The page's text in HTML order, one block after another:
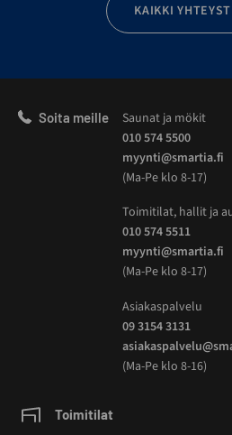
KAIKKI
Soita meille
Saunat ja mökit
010 574 5500
myynti@smartia.fi
(Ma-Pe klo 8-17)
Toimitilat, hallit ja
010 574 5511
myynti@smartia.fi
(Ma-Pe klo 8-17)
Asiakaspalvelu
09 3154 3131
(Ma-Pe klo 8-16)
Toimitilat